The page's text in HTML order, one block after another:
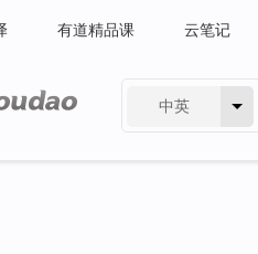
有道精品课 云笔记
中英